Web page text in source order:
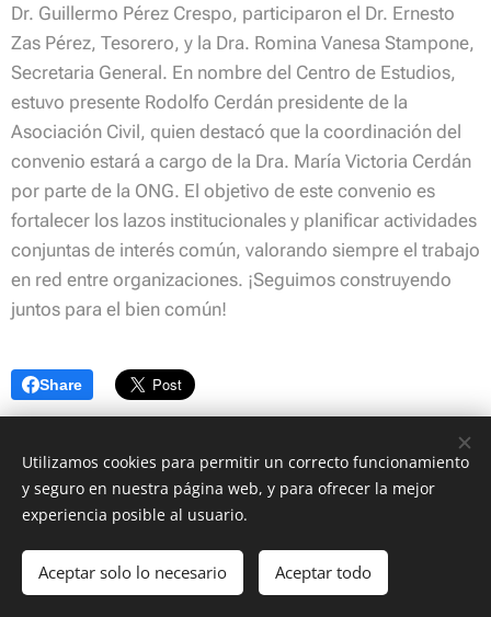
Dr. Guillermo Pérez Crespo, participaron el Dr. Ernesto
Zas Pérez, Tesorero, y la Dra. Romina Vanesa Stampone,
Secretaria General. En nombre del Centro de Estudios,
estuvo presente Rodolfo Cerdán presidente de la
Asociación Civil, quien destacó que la coordinación del
convenio estará a cargo de la Dra. María Victoria Cerdán
por parte de la ONG. El objetivo de este convenio es
fortalecer los lazos institucionales y planificar actividades
conjuntas de interés común, valorando siempre el trabajo
en red entre organizaciones. ¡Seguimos construyendo
juntos para el bien común!
Share
© Copyright 2022 Centro de Estudios Corrientes | Asociación Civil 8 de
Octubre
Todos los derechos reservados
Creado conWebnode Cookies
Utilizamos cookies para permitir un correcto funcionamiento
y seguro en nuestra página web, y para ofrecer la mejor
experiencia posible al usuario.
Aceptar solo lo necesario Aceptar todo